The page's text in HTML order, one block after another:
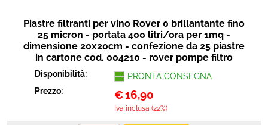
Piastre filtranti per vino Rover 0 brillantante fino
25 micron - portata 400 litri/ora per 1mq -
dimensione 20x20cm - confezione da 25 piastre
in cartone cod. 004210 - rover pompe filtro
Disponibilità:
PRONTA CONSEGNA
Prezzo:
€16,90
Iva inclusa (22%)